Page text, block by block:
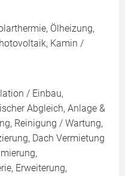
Ölheizung,
Kamin /
/ Einbau,
Abgleich, Anlage &
Reinigung / Wartung,
Dach Vermietung
Erweiterung,